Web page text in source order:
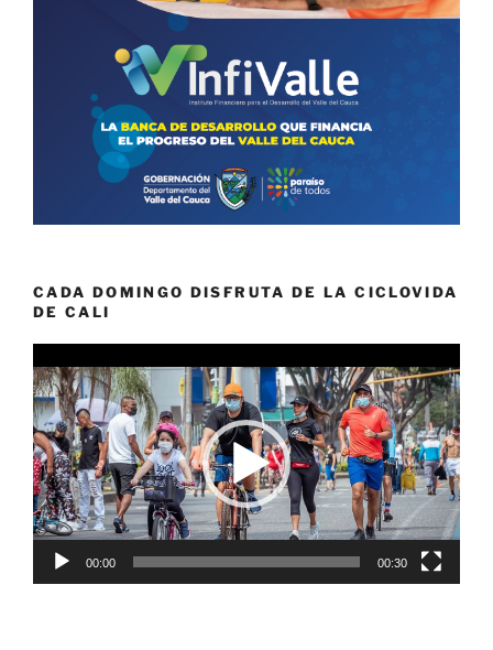
CADA DOMINGO DISFRUTA DE LA CICLOVIDA
DE CALI
de
vídeo
00:00 00:30